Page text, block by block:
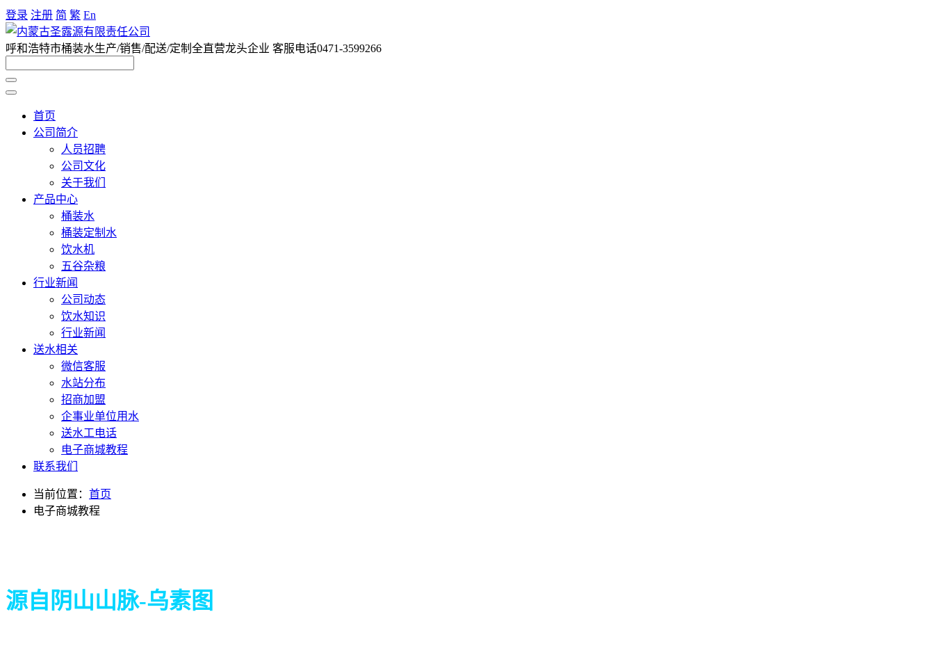
登录 注册 简 繁 En
呼和浩特市桶装水生产/销售/配送/定制全直营龙头企业 客服电话0471-3599266
首页
公司简介
人员招聘
公司文化
关于我们
产品中心
桶装水
桶装定制水
饮水机
五谷杂粮
行业新闻
公司动态
饮水知识
行业新闻
送水相关
微信客服
水站分布
招商加盟
企事业单位用水
送水工电话
电子商城教程
联系我们
当前位置： 首页
电子商城教程
源自阴山山脉-乌素图